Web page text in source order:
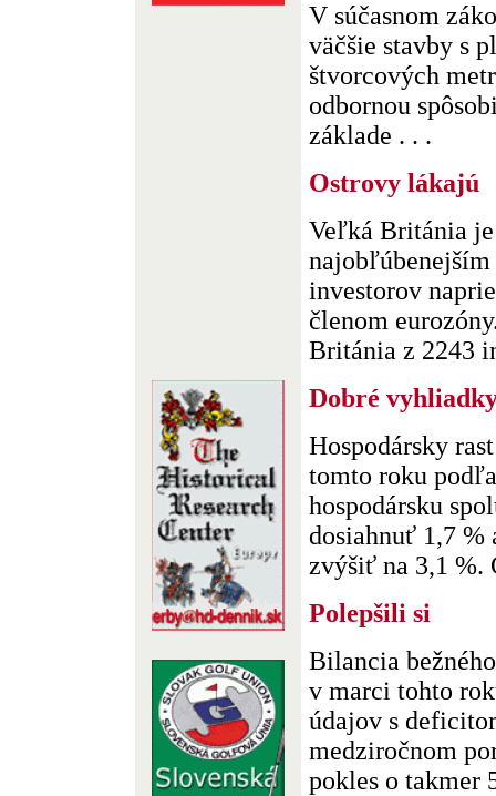
V súčasnom
väčšie stavby s
štvorcových
odbornou
základe . . .
Ostrovy lákajú
Veľká Británia
investorov
členom
Británia z 2243
Dobré
Hospodársky
tomto roku
hospodársku
dosiahnuť 1,7 %
zvýšiť na 3,1 %.
Polepšili si
Bilancia
v marci tohto
údajov s
medziročnom
pokles o takmer